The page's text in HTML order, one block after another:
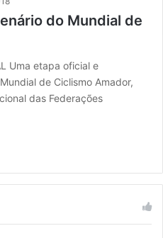
do Mundial de
Uma etapa oficial e
de Ciclismo Amador,
das Federações